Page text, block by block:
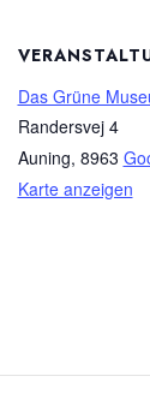
Das Grüne
Randersvej 4
Auning, 8963
Karte anzeigen